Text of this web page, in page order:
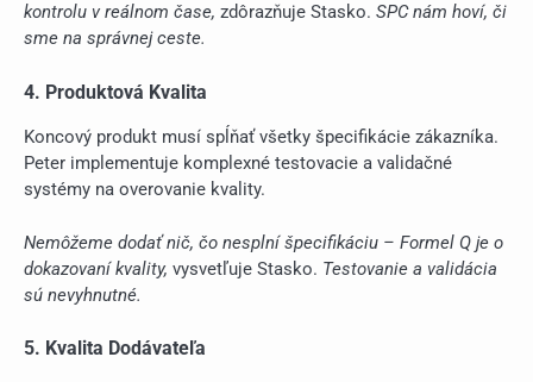
kontrolu v reálnom čase, zdôrazňuje Stasko. SPC nám hoví, či
sme na správnej ceste.
4. Produktová Kvalita
Koncový produkt musí spĺňať všetky špecifikácie zákazníka.
Peter implementuje komplexné testovacie a validačné
systémy na overovanie kvality.
Nemôžeme dodať nič, čo nesplní špecifikáciu – Formel Q je o
dokazovaní kvality, vysvetľuje Stasko. Testovanie a validácia
sú nevyhnutné.
5. Kvalita Dodávateľa